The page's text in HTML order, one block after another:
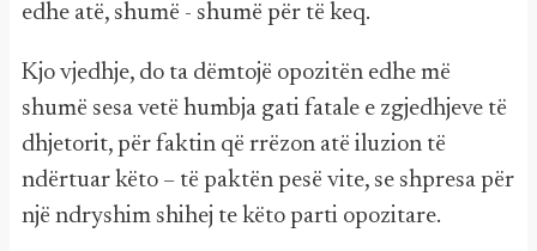
edhe atë, shumë - shumë për të keq.
Kjo vjedhje, do ta dëmtojë opozitën edhe më
shumë sesa vetë humbja gati fatale e zgjedhjeve të
dhjetorit, për faktin që rrëzon atë iluzion të
ndërtuar këto – të paktën pesë vite, se shpresa për
një ndryshim shihej te këto parti opozitare.